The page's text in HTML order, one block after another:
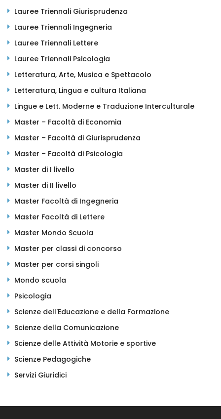
Lauree Triennali Giurisprudenza
Lauree Triennali Ingegneria
Lauree Triennali Lettere
Lauree Triennali Psicologia
Letteratura, Arte, Musica e Spettacolo
Letteratura, Lingua e cultura Italiana
Lingue e Lett. Moderne e Traduzione Interculturale
Master – Facoltà di Economia
Master – Facoltà di Giurisprudenza
Master – Facoltà di Psicologia
Master di I livello
Master di II livello
Master Facoltà di Ingegneria
Master Facoltà di Lettere
Master Mondo Scuola
Master per classi di concorso
Master per corsi singoli
Mondo scuola
Psicologia
Scienze dell'Educazione e della Formazione
Scienze della Comunicazione
Scienze delle Attività Motorie e sportive
Scienze Pedagogiche
Servizi Giuridici